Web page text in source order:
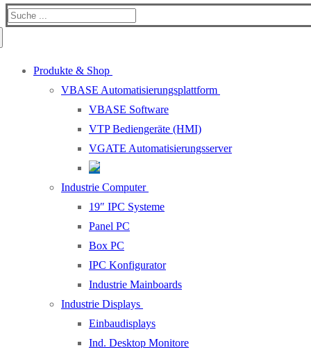
Produkte & Shop
VBASE Automatisierungsplattform
VBASE Software
VTP Bediengeräte (HMI)
VGATE Automatisierungsserver
Industrie Computer
19″ IPC Systeme
Panel PC
Box PC
IPC Konfigurator
Industrie Mainboards
Industrie Displays
Einbaudisplays
Ind. Desktop Monitore